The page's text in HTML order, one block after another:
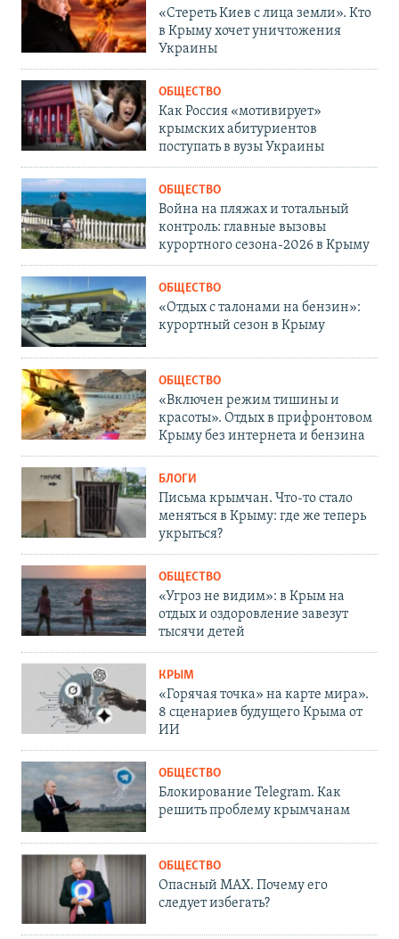
«Стереть Киев с лица земли». Кто
в Крыму хочет уничтожения
Украины
ОБЩЕСТВО
Как Россия «мотивирует»
крымских абитуриентов
поступать в вузы Украины
ОБЩЕСТВО
Война на пляжах и тотальный
контроль: главные вызовы
курортного сезона-2026 в Крыму
ОБЩЕСТВО
«Отдых с талонами на бензин»:
курортный сезон в Крыму
ОБЩЕСТВО
«Включен режим тишины и
красоты». Отдых в прифронтовом
Крыму без интернета и бензина
БЛОГИ
Письма крымчан. Что-то стало
меняться в Крыму: где же теперь
укрыться?
ОБЩЕСТВО
«Угроз не видим»: в Крым на
отдых и оздоровление завезут
тысячи детей
КРЫМ
«Горячая точка» на карте мира».
8 сценариев будущего Крыма от
ИИ
ОБЩЕСТВО
Блокирование Telegram. Как
решить проблему крымчанам
ОБЩЕСТВО
Опасный MAX. Почему его
следует избегать?